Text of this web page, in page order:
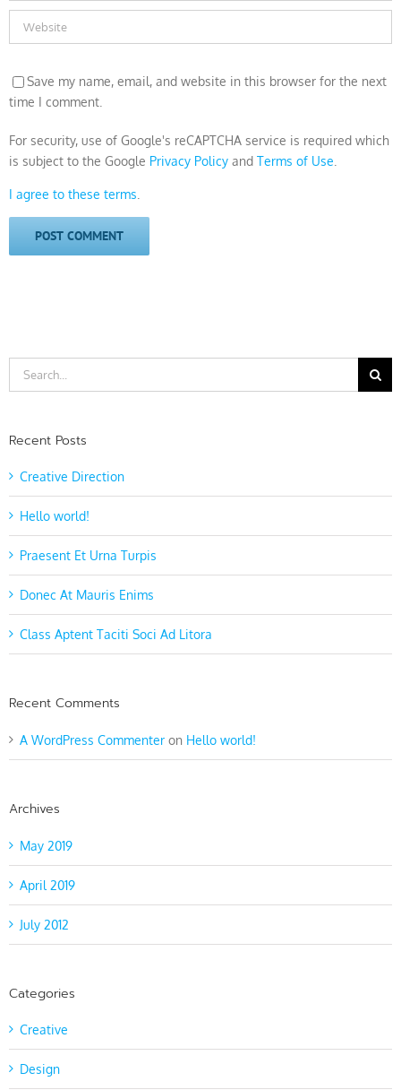
Save my name, email, and website in this browser for the next
time I comment.
For security, use of Google's reCAPTCHA service is required which
is subject to the Google Privacy Policy and Terms of Use
I agree to these terms
Search
for:
Recent Posts
Creative Direction
Hello world!
Praesent Et Urna Turpis
Donec At Mauris Enims
Class Aptent Taciti Soci Ad Litora
Recent Comments
A WordPress Commenter on Hello world!
Archives
May 2019
April 2019
July 2012
Categories
Creative
Design